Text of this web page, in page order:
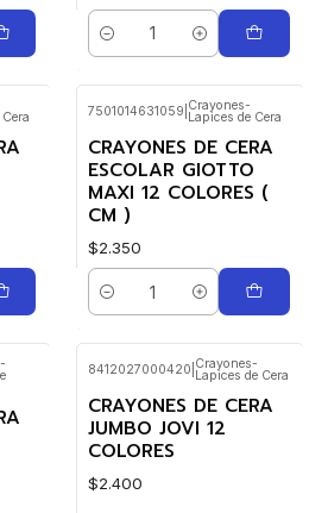
Cantidad
7501014631059 Crayones-
Lapices de Cera
CRAYONES DE CERA
ESCOLAR GIOTTO
MAXI 12 COLORES (
CM )
$2.350
Cantidad
8412027000420 Crayones-
Lapices de Cera
CRAYONES DE CERA
JUMBO JOVI 12
COLORES
$2.400